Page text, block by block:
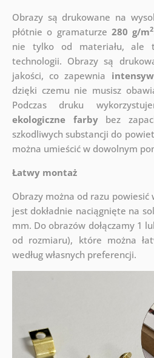
Obrazy są drukowane na
płótnie o gramaturze 280 g/m2
nie tylko od materiału, ale
technologii. Obrazy są
jakości, co zapewnia
dzięki czemu nie musisz
Podczas druku
ekologiczne farbybez
szkodliwych substancji do
można umieścić w dowolnym
Łatwy montaż
Obrazy można od razu powiesić
jest dokładnie naciągnięte na
mm. Do obrazów dołączamy 1
od rozmiaru), które można
według własnych preferencji.